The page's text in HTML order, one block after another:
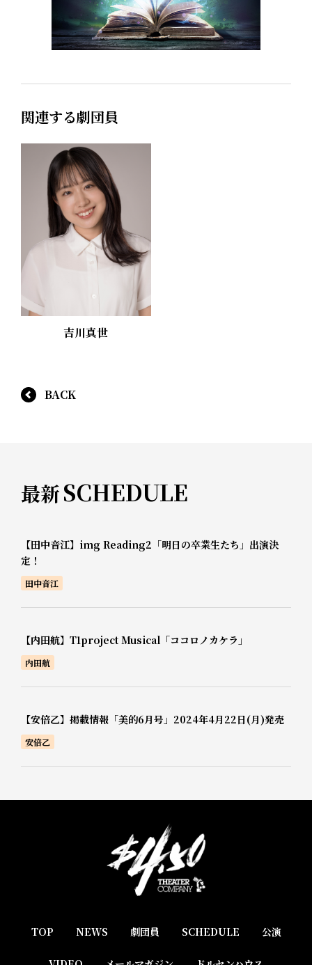
関連する劇団員
吉川真世
BACK
最新SCHEDULE
【田中音江】img Reading2「明日の卒業生たち」出演決
定！
田中音江
【内田航】T1project Musical「ココロノカケラ」
内田航
【安倍乙】掲載情報「美的6月号」2024年4月22日(月)発売
安倍乙
TOP NEWS 劇団員 SCHEDULE 公演